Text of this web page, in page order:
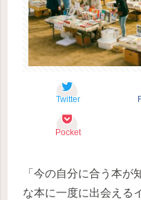
Twitter
Pocket
「今の自分に合う本が
な本に一度に出会える